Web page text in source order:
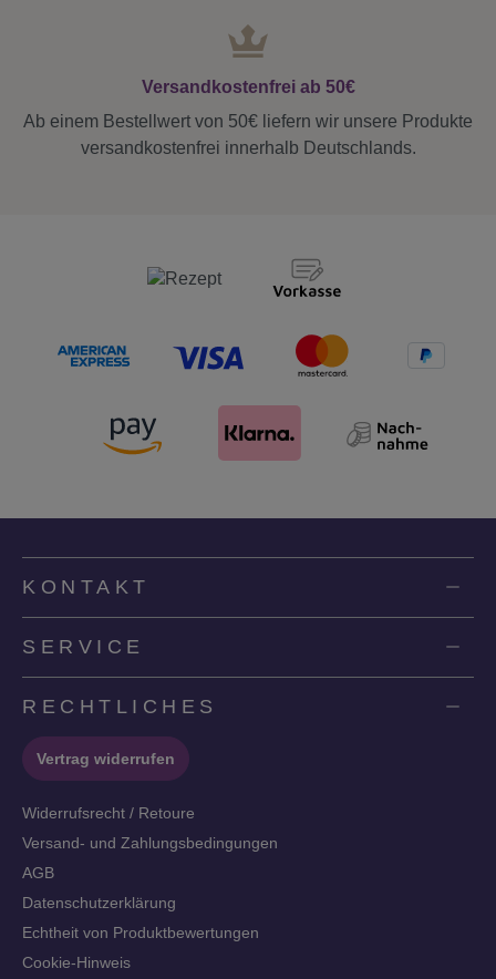
Versandkostenfrei ab 50€
Ab einem Bestellwert von 50€ liefern wir unsere Produkte
versandkostenfrei innerhalb Deutschlands.
KONTAKT
SERVICE
RECHTLICHES
Vertrag widerrufen
Widerrufsrecht / Retoure
Versand- und Zahlungsbedingungen
AGB
Datenschutzerklärung
Echtheit von Produktbewertungen
Cookie-Hinweis